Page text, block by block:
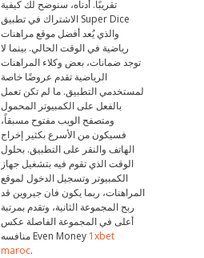
تقريبًا. أدناه، سنوضح لك كيفية
الاشتراك في تطبيق Super Dice
والذي يُعد أفضل موقع مراهنات
رياضية في الوقت الحالي. بينما لا
توجد ضمانات، بعض وكلاء المراهنات
الرياضية تقدم عروضًا خاصة
لمستخدمي التطبيق. ما لم تكن تعمل
بالفعل على الكمبيوتر المحمول
ومتصفح الويب مفتوح مسبقاً،
فسيكون من الأسرع بكثير إخراج
الهاتف والنقر على التطبيق. بحلول
الوقت الذي تقوم فيه بتشغيل جهاز
الكمبيوتر وتسجيل الدخول لموقع
المراهنات، ربما يكون فان جيروين قد
ربح المجموعة الثانية، وتقدم بمرتبة
أعلى في المجموعة الفاصلة عكس
منافسه Even Money 1xbet
maroc.